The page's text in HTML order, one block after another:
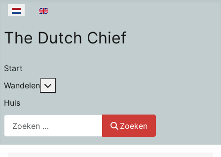
Selecteer de taal
The Dutch Chief
Start
Wandelen
Huis
Zoeken